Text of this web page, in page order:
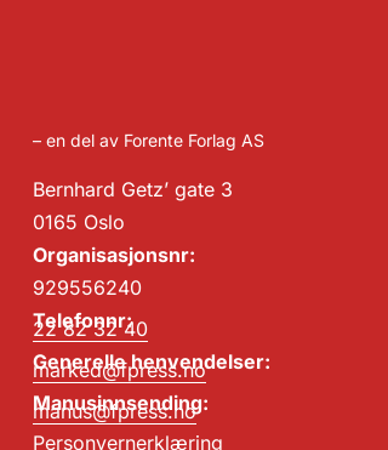
– en del av Forente Forlag AS
Bernhard Getz’ gate 3
0165 Oslo
Organisasjonsnr:
929556240
Telefonnr:
22 82 32 40
Generelle henvendelser:
marked@fpress.no
Manusinnsending:
manus@fpress.no
Personvernerklæring